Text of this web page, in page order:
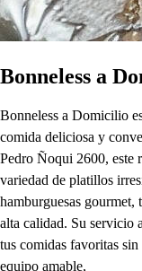
Bonneless a
Bonneless a Domicilio
comida deliciosa y
Pedro Ñoqui 2600, este
variedad de platillos
hamburguesas gourmet,
alta calidad. Su servicio
tus comidas favoritas
equipo amable,